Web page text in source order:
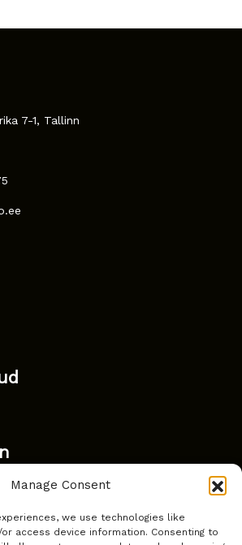
Manage Consent
we use technologies like
access device information. Consenting to
7-1, Tallinn